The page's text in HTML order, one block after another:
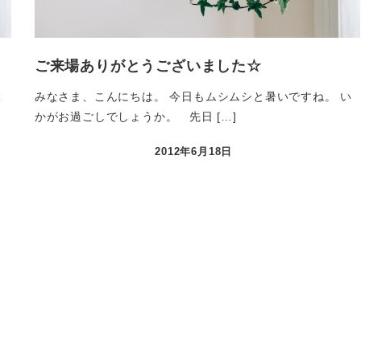
ご来場ありがとうございました☆
みなさま、こんにちは。 今日もムシムシと暑いですね。 い
かがお過ごしでしょうか。 先日 […]
2012年6月18日